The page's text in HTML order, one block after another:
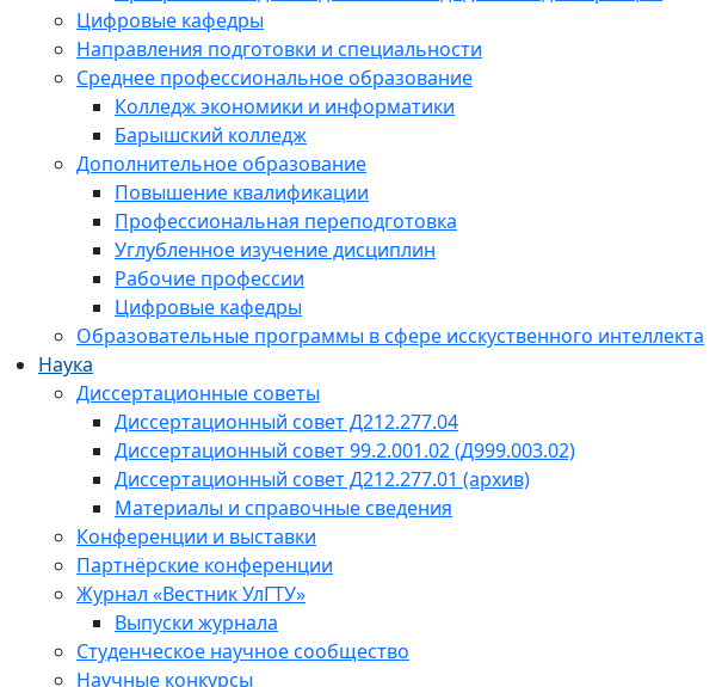
Цифровые кафедры
Направления подготовки и специальности
Среднее профессиональное образование
Колледж экономики и информатики
Барышский колледж
Дополнительное образование
Повышение квалификации
Профессиональная переподготовка
Углубленное изучение дисциплин
Рабочие профессии
Цифровые кафедры
Образовательные программы в сфере исскуственного интеллекта
Наука
Диссертационные советы
Диссертационный совет Д212.277.04
Диссертационный совет 99.2.001.02 (Д999.003.02)
Диссертационный совет Д212.277.01 (архив)
Материалы и справочные сведения
Конференции и выставки
Партнёрские конференции
Журнал «Вестник УлГТУ»
Выпуски журнала
Студенческое научное сообщество
Научные конкурсы